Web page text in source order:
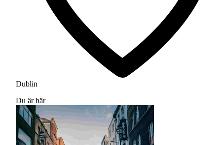
Dublin
Du är här